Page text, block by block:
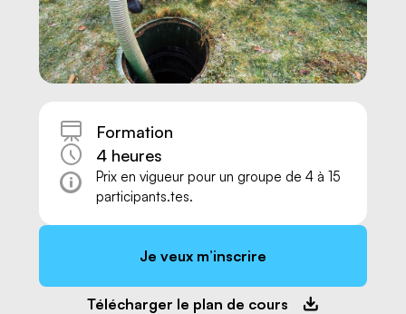
Nous joindre
Formation
4 heures
Prix en vigueur pour un groupe de 4 à 15
participants.tes.
Je veux m’inscrire
Télécharger le plan de cours